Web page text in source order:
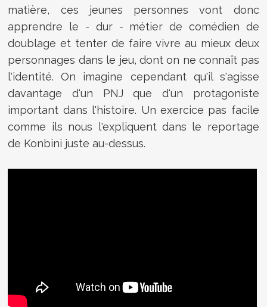
matière, ces jeunes personnes vont donc
apprendre le - dur - métier de comédien de
doublage et tenter de faire vivre au mieux deux
personnages dans le jeu, dont on ne connaît pas
l'identité. On imagine cependant qu'il s'agisse
davantage d'un PNJ que d'un protagoniste
important dans l'histoire. Un exercice pas facile
comme ils nous l'expliquent dans le reportage
de Konbini juste au-dessus.